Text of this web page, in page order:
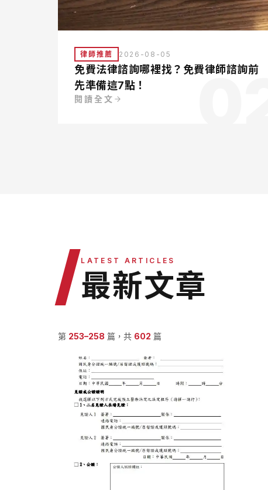
律師推薦 2026-08-05
免費法律諮詢哪裡找？免費律師諮詢前
先準備這7點！
閱讀全文
/LATEST ARTICLES
最新文章
第 253–258 篇，共 602 篇